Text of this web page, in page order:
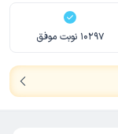
10297 نوبت موفق